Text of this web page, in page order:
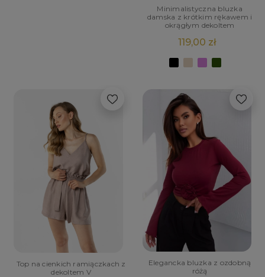
Minimalistyczna bluzka
damska z krótkim rękawem i
okrągłym dekoltem
119,00 zł
Top na cienkich ramiączkach z
dekoltem V
Elegancka bluzka z ozdobną
różą